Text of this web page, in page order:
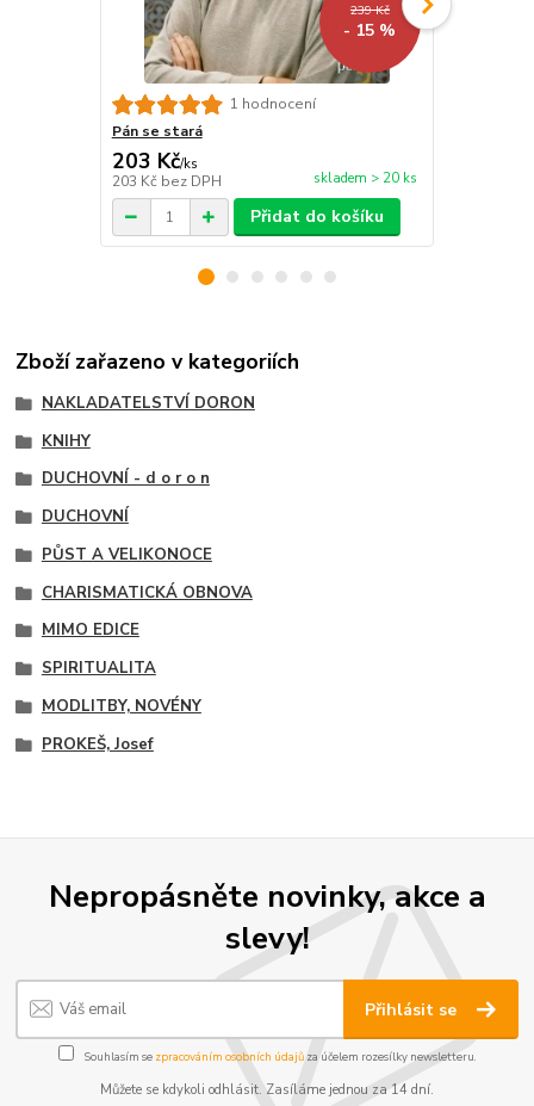
239 Kč
- 15 %
1 hodnocení
Pán se stará
203 Kč/ks
203 Kč bez DPH skladem > 20 ks
Přidat do košíku
Zboží zařazeno v kategoriích
NAKLADATELSTVÍ DORON
KNIHY
DUCHOVNÍ - d o r o n
DUCHOVNÍ
PŮST A VELIKONOCE
CHARISMATICKÁ OBNOVA
MIMO EDICE
SPIRITUALITA
MODLITBY, NOVÉNY
PROKEŠ, Josef
Nepropásněte novinky, akce a
slevy!
Přihlásit se
Souhlasím se zpracováním osobních údajůza účelem rozesílky newsletteru.
Můžete se kdykoli odhlásit. Zasíláme jednou za 14 dní.